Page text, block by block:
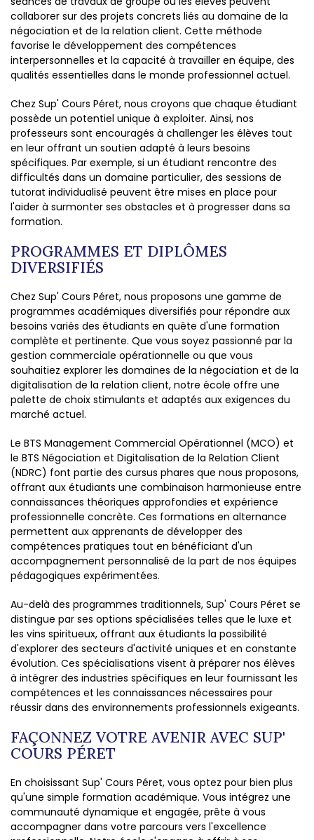
collaborer sur des projets concrets liés au domaine de la
négociation et de la relation client. Cette méthode
favorise le développement des compétences
interpersonnelles et la capacité à travailler en équipe, des
qualités essentielles dans le monde professionnel actuel.
Chez Sup' Cours Péret, nous croyons que chaque étudiant
possède un potentiel unique à exploiter. Ainsi, nos
professeurs sont encouragés à challenger les élèves tout
en leur offrant un soutien adapté à leurs besoins
spécifiques. Par exemple, si un étudiant rencontre des
difficultés dans un domaine particulier, des sessions de
tutorat individualisé peuvent être mises en place pour
l'aider à surmonter ses obstacles et à progresser dans sa
formation.
PROGRAMMES ET DIPLÔMES
DIVERSIFIÉS
Chez Sup' Cours Péret, nous proposons une gamme de
programmes académiques diversifiés pour répondre aux
besoins variés des étudiants en quête d'une formation
complète et pertinente. Que vous soyez passionné par la
gestion commerciale opérationnelle ou que vous
souhaitiez explorer les domaines de la négociation et de la
digitalisation de la relation client, notre école offre une
palette de choix stimulants et adaptés aux exigences du
marché actuel.
Le BTS Management Commercial Opérationnel (MCO) et
le BTS Négociation et Digitalisation de la Relation Client
(NDRC) font partie des cursus phares que nous proposons,
offrant aux étudiants une combinaison harmonieuse entre
connaissances théoriques approfondies et expérience
professionnelle concrète. Ces formations en alternance
permettent aux apprenants de développer des
compétences pratiques tout en bénéficiant d'un
accompagnement personnalisé de la part de nos équipes
pédagogiques expérimentées.
Au-delà des programmes traditionnels, Sup' Cours Péret se
distingue par ses options spécialisées telles que le luxe et
les vins spiritueux, offrant aux étudiants la possibilité
d'explorer des secteurs d'activité uniques et en constante
évolution. Ces spécialisations visent à préparer nos élèves
à intégrer des industries spécifiques en leur fournissant les
compétences et les connaissances nécessaires pour
réussir dans des environnements professionnels exigeants.
FAÇONNEZ VOTRE AVENIR AVEC SUP'
COURS PÉRET
En choisissant Sup' Cours Péret, vous optez pour bien plus
qu'une simple formation académique. Vous intégrez une
communauté dynamique et engagée, prête à vous
accompagner dans votre parcours vers l'excellence